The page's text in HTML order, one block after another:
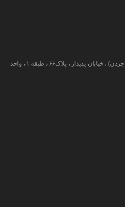
جهان کودک ، خیابان نلسون ماندلا(جردن) ، خیابان پدیدار ، پلاک۶۶ ٫ طبقه ۱ ، واحد